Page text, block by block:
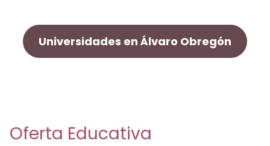
Universidades en Álvaro Obregón
Oferta Educativa